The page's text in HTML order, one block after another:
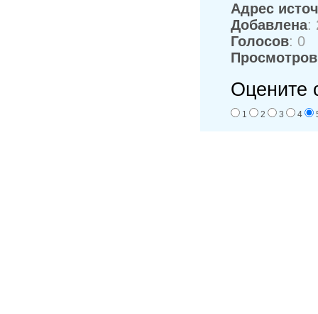
Адрес
Добавлена:
Голосов: 0
Просмотров
Оцените
1 2 3 4